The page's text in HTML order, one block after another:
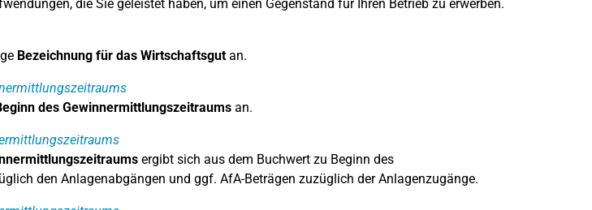
die Sie geleistet haben, um einen Gegenstand für Ihren Betrieb zu erwerben.
Bezeichnung für das Wirtschaftsgutan.
des Gewinnermittlungszeitraumsan.
ergibt sich aus dem Buchwert zu Beginn des
den Anlagenabgängen und ggf. AfA-Beträgen zuzüglich der Anlagenzugänge.